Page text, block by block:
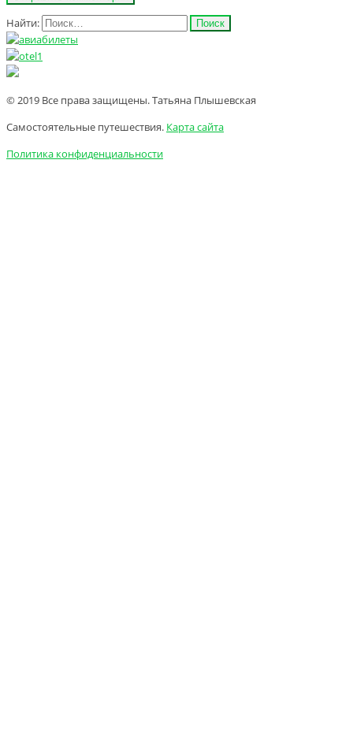
Найти:
© 2019 Все права защищены. Татьяна Плышевская
Самостоятельные путешествия. Карта сайта
Политика конфиденциальности